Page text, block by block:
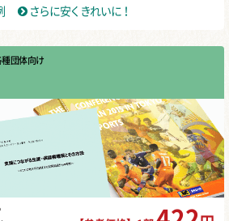
さらに安くきれいに！
種団体向け